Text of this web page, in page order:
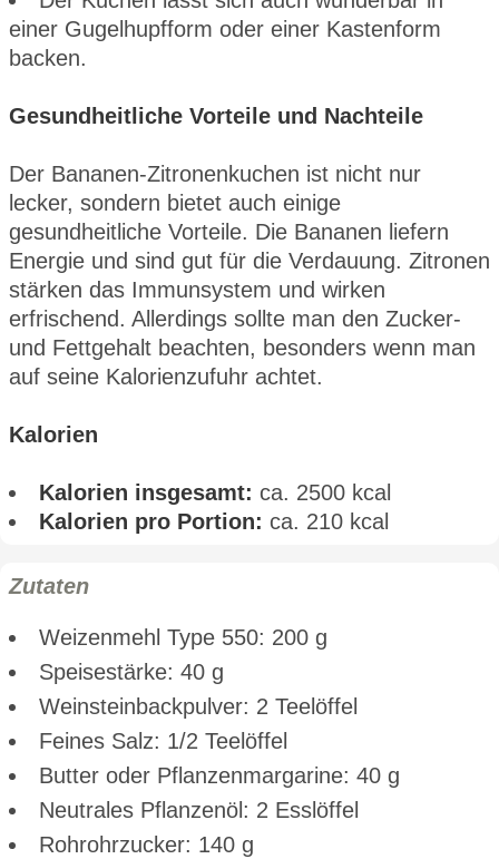
einer Gugelhupfform oder einer Kastenform
backen.
Gesundheitliche Vorteile und Nachteile
Der Bananen-Zitronenkuchen ist nicht nur
lecker, sondern bietet auch einige
gesundheitliche Vorteile. Die Bananen liefern
Energie und sind gut für die Verdauung. Zitronen
stärken das Immunsystem und wirken
erfrischend. Allerdings sollte man den Zucker-
und Fettgehalt beachten, besonders wenn man
auf seine Kalorienzufuhr achtet.
Kalorien
Kalorien insgesamt: ca. 2500 kcal
Kalorien pro Portion: ca. 210 kcal
Zutaten
Weizenmehl Type 550: 200 g
Speisestärke: 40 g
Weinsteinbackpulver: 2 Teelöffel
Feines Salz: 1/2 Teelöffel
Butter oder Pflanzenmargarine: 40 g
Neutrales Pflanzenöl: 2 Esslöffel
Rohrohrzucker: 140 g